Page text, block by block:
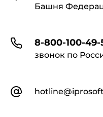
Башня
8-800-100-49-
звонок по